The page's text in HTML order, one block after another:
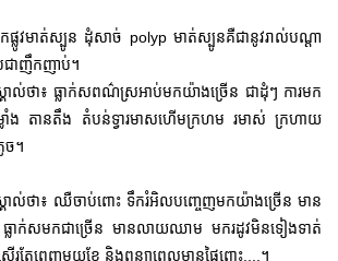
ផ្លូវមាត់ស្បូន ដុំសាច់ polyp មាត់ស្បូនគឺជានូវរាល់បណ្តា
ជាញឹកញាប់។
ាល់ថា៖ ធ្លាក់សពណ៌ស្រអាប់មកយ៉ាងច្រើន ជាដុំៗ ការមក
ាំង តានតឹង តំបន់ទ្វារមាសហើមក្រហម រមាស់ ក្រហាយ
ច។
ាល់ថា៖ ឈឺចាប់ពោះ ទឹករំអិលបញ្ចេញមកយ៉ាងច្រើន មាន
ធ្លាក់សមកជាច្រើន មានលាយឈាម មករដូវមិនទៀងទាត់
ើរតែពេញមួយខែ និងពន្យាពេលមានផ្ទៃពោះ....។